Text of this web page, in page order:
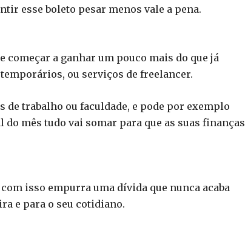
esse boleto pesar menos vale a pena.
a ganhar um pouco mais do que já
ou serviços de freelancer.
de trabalho ou faculdade, e pode por exemplo
mês tudo vai somar para que as suas finanças
isso empurra uma dívida que nunca acaba
e para o seu cotidiano.